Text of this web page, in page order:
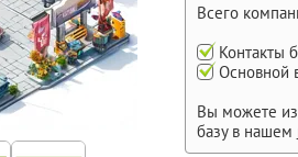
Всего
Контакты
Основной
Вы можете
базу в нашем